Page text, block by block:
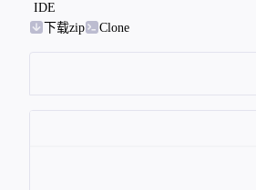
IDE
下载zip
Clone